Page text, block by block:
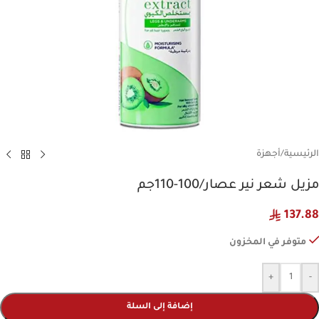
الرئيسية/أجهزة
مزيل شعر نير عصار/100-110جم
137.88
متوفر في المخزون
-
+
إضافة إلى السلة